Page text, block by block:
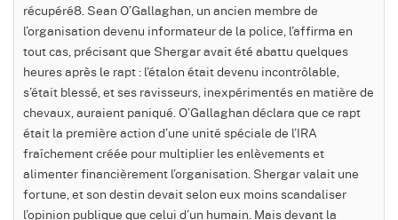
récupéré8. Sean O’Gallaghan, un ancien membre de
l’organisation devenu informateur de la police, l’affirma en
tout cas, précisant que Shergar avait été abattu quelques
heures après le rapt : l’étalon était devenu incontrôlable,
s’était blessé, et ses ravisseurs, inexpérimentés en matière de
chevaux, auraient paniqué. O’Gallaghan déclara que ce rapt
était la première action d’une unité spéciale de l’IRA
fraîchement créée pour multiplier les enlèvements et
alimenter financièrement l’organisation. Shergar valait une
fortune, et son destin devait selon eux moins scandaliser
l’opinion publique que celui d’un humain. Mais devant la